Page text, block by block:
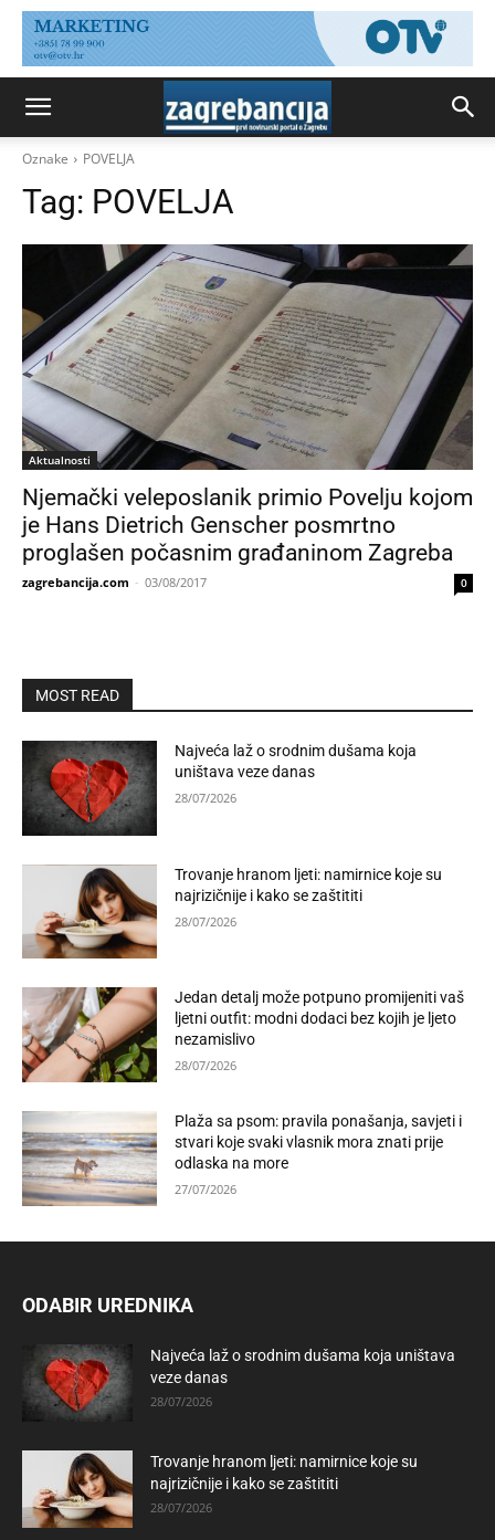
Oznake POVELJA
Tag: POVELJA
Aktualnosti
Njemački veleposlanik primio Povelju kojom
je Hans Dietrich Genscher posmrtno
proglašen počasnim građaninom Zagreba
zagrebancija.com - 03/08/2017 0
MOST READ
Najveća laž o srodnim dušama koja
uništava veze danas
28/07/2026
Trovanje hranom ljeti: namirnice koje su
najrizičnije i kako se zaštititi
28/07/2026
Jedan detalj može potpuno promijeniti vaš
ljetni outfit: modni dodaci bez kojih je ljeto
nezamislivo
28/07/2026
Plaža sa psom: pravila ponašanja, savjeti i
stvari koje svaki vlasnik mora znati prije
odlaska na more
27/07/2026
ODABIR UREDNIKA
Najveća laž o srodnim dušama koja uništava
veze danas
28/07/2026
Trovanje hranom ljeti: namirnice koje su
najrizičnije i kako se zaštititi
28/07/2026